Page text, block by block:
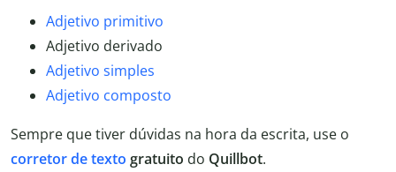
Adjetivo primitivo
Adjetivo derivado
Adjetivo simples
Adjetivo composto
Sempre que tiver dúvidas na hora da escrita, use o
corretor de texto gratuito do Quillbot.